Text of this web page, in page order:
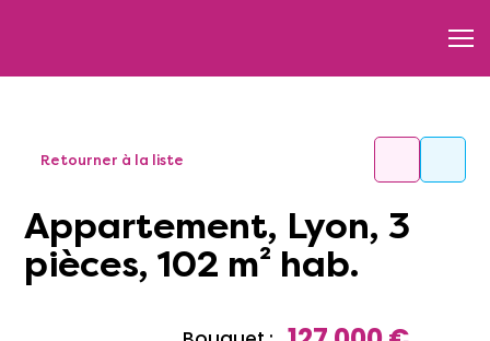
Retourner à la liste
Appartement, Lyon, 3
pièces, 102 m² hab.